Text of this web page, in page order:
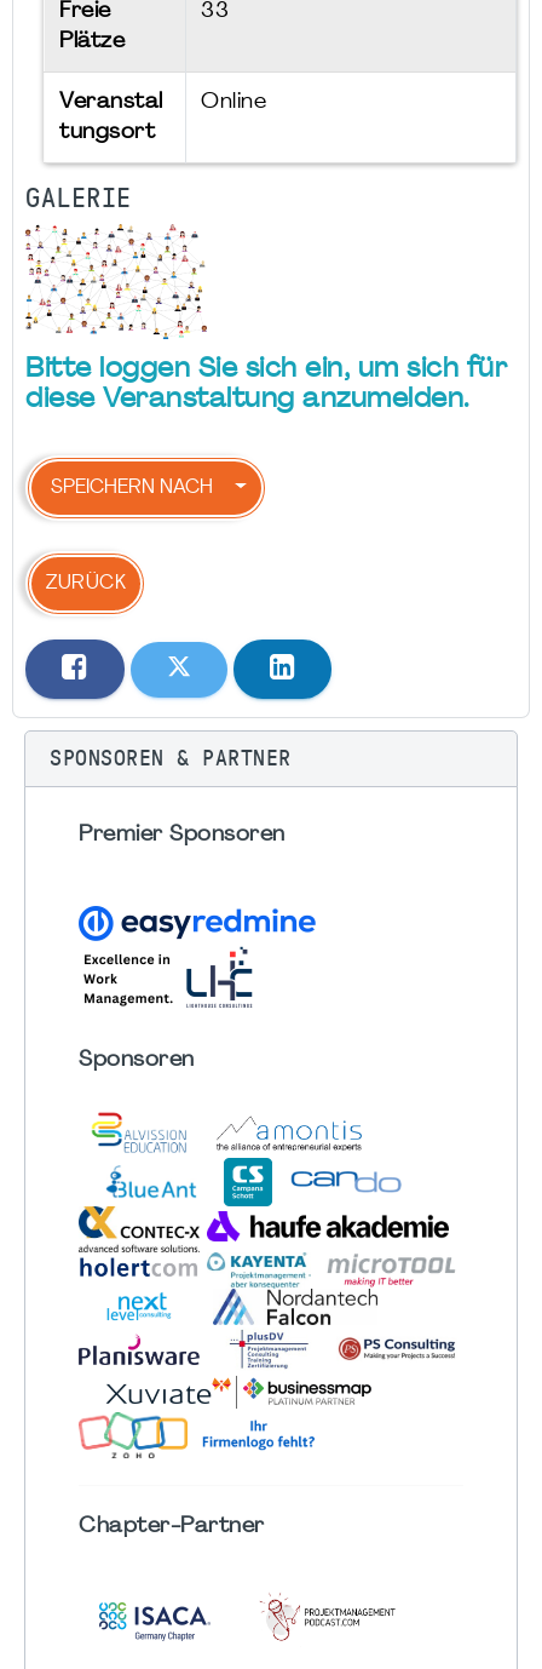
Freie
Plätze
33
Veranstal
tungsort
Online
GALERIE
Bitte loggen Sie sich ein, um sich für
diese Veranstaltung anzumelden.
SPEICHERN NACH
ZURÜCK
SPONSOREN & PARTNER
Premier Sponsoren
Sponsoren
Chapter-Partner